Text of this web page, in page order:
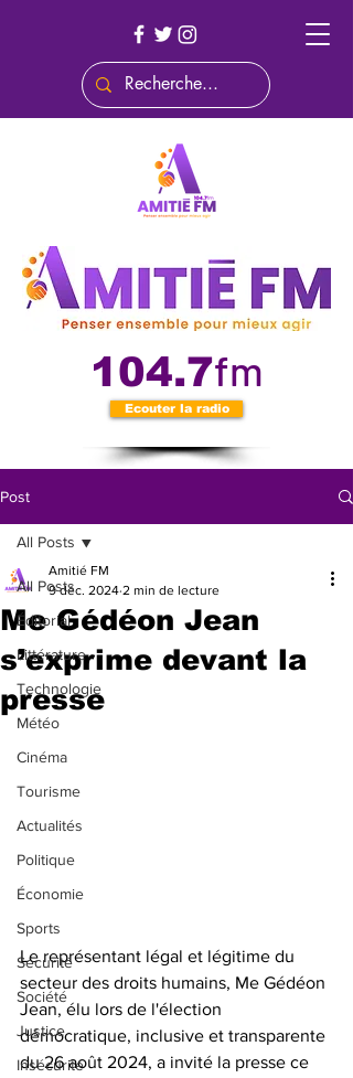
104.7fm
Ecouter la radio
Post
All Posts
Éditorial
Littérature
Technologie
Météo
Cinéma
Tourisme
Actualités
Politique
Économie
Sports
Sécurité
Société
Justice
Insécurité
All Posts
Me Gédéon Jean
s’exprime devant la
presse
Amitié FM
9 déc. 2024 2 min de lecture
Le représentant légal et légitime du
secteur des droits humains, Me Gédéon
Jean, élu lors de l'élection
démocratique, inclusive et transparente
du 26 août 2024, a invité la presse ce